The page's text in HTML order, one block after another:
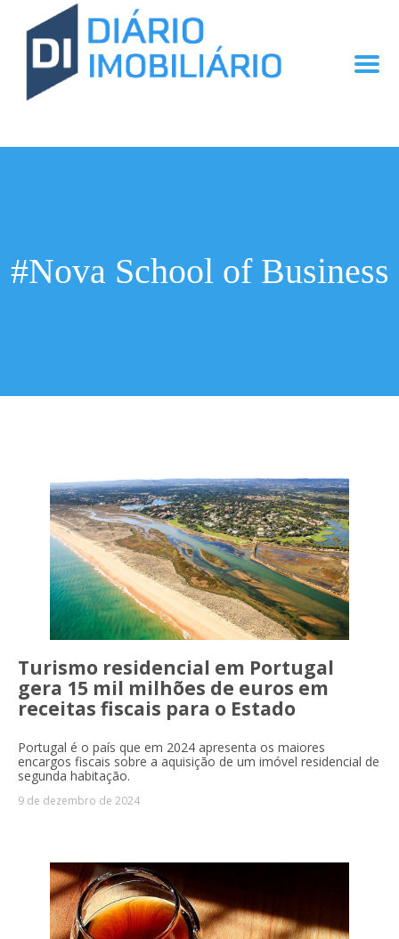
#Nova School of Business
and Economics
Turismo residencial em Portugal
gera 15 mil milhões de euros em
receitas fiscais para o Estado
Portugal é o país que em 2024 apresenta os maiores
encargos fiscais sobre a aquisição de um imóvel residencial de
segunda habitação.
9 de dezembro de 2024